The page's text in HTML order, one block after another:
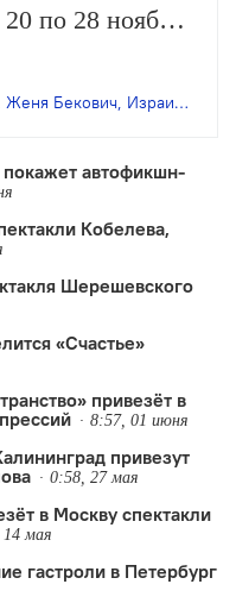
по 28 ноября
«Наше
спектакль
Женя Бекович, Израиль
покажет автофикшн-
Кобелева,
Шерешевского
«Счастье»
привезёт в
8:57, 01 июня
привезут
0:58, 27 мая
в Москву спектакли
мая
гастроли в Петербург